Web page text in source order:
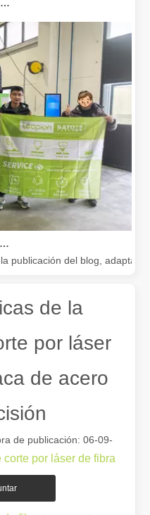
la publicación del blog,
de la
por láser
de acero
publicación: 06-09-
corte por láser de fibra